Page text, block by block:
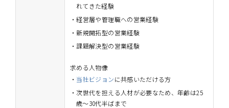
れてきた経験
経営層や管理職への営業経験
新規開拓型の営業経験
課題解決型の営業経験
求める人物像
当社ビジョンに共感いただける方
次世代を担える人材が必要なため、年齢は25
歳～30代半ばまで